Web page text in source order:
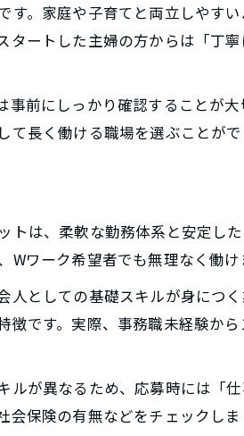
心して働ける保険求人の特徴とは
続けやすい保険求人アルバイトの
優しい保険求人の働きやすさをチ
アルバイトで家庭優先シフトを選
で両立を実現するための工夫とは
主婦歓迎の求人が人気の理由
保険求人が柏市で選ばれる理由
。家庭や子育てと両立しやす
ートした主婦の方からは「丁
前にしっかり確認することが
長く働ける職場を選ぶことがで
は、柔軟な勤務体系と安定し
ワーク希望者でも無理なく働け
としての基礎スキルが身につ
です。実際、事務職未経験か
が異なるため、応募時には「
保険の有無などをチェックしま